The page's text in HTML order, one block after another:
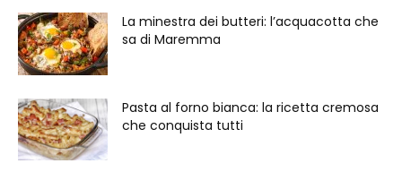
La minestra dei butteri: l’acquacotta che
sa di Maremma
Pasta al forno bianca: la ricetta cremosa
che conquista tutti